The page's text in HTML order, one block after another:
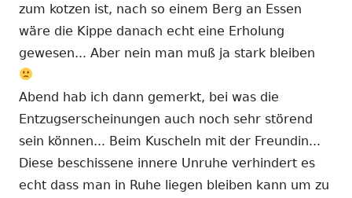
zum kotzen ist, nach so einem Berg an Essen
wäre die Kippe danach echt eine Erholung
gewesen... Aber nein man muß ja stark bleiben
Abend hab ich dann gemerkt, bei was die
Entzugserscheinungen auch noch sehr störend
sein können... Beim Kuscheln mit der Freundin...
Diese beschissene innere Unruhe verhindert es
echt dass man in Ruhe liegen bleiben kann um zu